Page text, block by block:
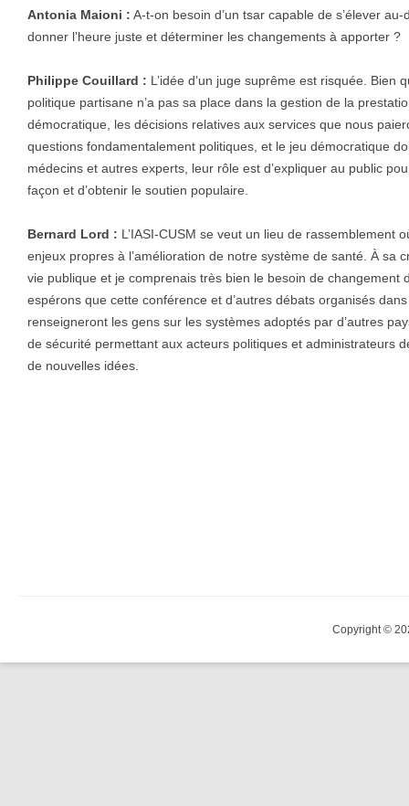
Antonia Maioni : A-t-on besoin d’un tsar capable de s’élever
donner l’heure juste et déterminer les changements à apporter ?
Philippe Couillard : L’idée d’un juge suprême est risquée. Bien
politique partisane n’a pas sa place dans la gestion de la
démocratique, les décisions relatives aux services que nous
questions fondamentalement politiques, et le jeu démocratique
médecins et autres experts, leur rôle est d’expliquer au public
façon et d’obtenir le soutien populaire.
Bernard Lord : L’IASI-CUSM se veut un lieu de rassemblement
enjeux propres à l’amélioration de notre système de santé. À sa
vie publique et je comprenais très bien le besoin de changement
espérons que cette conférence et d’autres débats organisés
renseigneront les gens sur les systèmes adoptés par d’autres
de sécurité permettant aux acteurs politiques et administrateurs
de nouvelles idées.
Copyright ©